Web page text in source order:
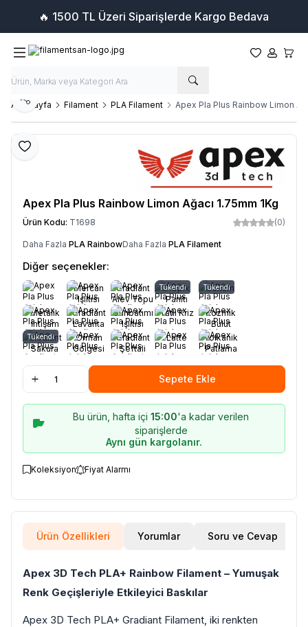
🔥 1500 TL Üzeri Siparişlerde Kargo Bedava
Favorilerim
Hesabım
Ana Sayfa Filament PLA Filament Apex Pla Plus Rainbow Limon
Favoriye Ekle
Paylaş
Apex Pla Plus Rainbow Limon Ağacı 1.75mm 1Kg
Ürün Kodu: T1698 (0)
Daha Fazla PLA RainbowDaha Fazla PLA Filament
Diğer seçenekler:
Mercan
Işıltısı
Gradiant
Alev Topu
Tükendi
Tropik
Parıltı
Tükendi
Lokum
Metalik
İhtişam
Gradiant
Lavanta
Esintisi
Günbatımı
Işıltısı
Tatlı Kriz
Kozmik
Bulut
Tükendi
Gradiant
Sakura
Orman
Gölgesi
Gradiant
Şeftali
Latte
Volkanik
Patlama
Sepete Ekle
Bu ürün, hafta içi 15:00'a kadar verilen
siparişlerde
Aynı gün kargolanır.
Koleksiyon Fiyat Alarmı
Ürün Özellikleri Yorumlar Soru ve Cevap
Apex 3D Tech PLA+ Rainbow Filament – Yumuşak
Renk Geçişleriyle Etkileyici Baskılar
Apex 3D Tech PLA+ Gradiant Filament, iki renkten